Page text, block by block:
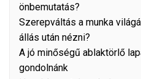
önbemutatás?
Szerepváltás a munka
állás után nézni?
A jó minőségű ablaktörlő
gondolnánk